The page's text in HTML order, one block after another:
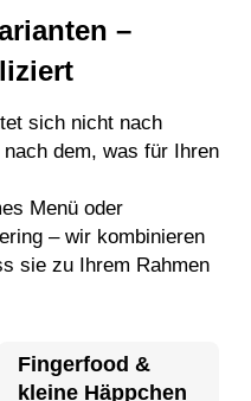
–
sich nicht nach
dem, was für Ihren
Menü oder
– wir kombinieren
sie zu Ihrem Rahmen
Fingerfood &
kleine Häppchen